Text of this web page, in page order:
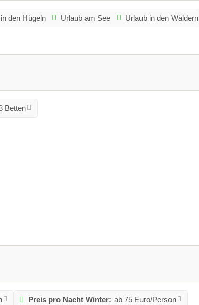
den Hügeln Urlaub am See Urlaub in den Wäldern
Betten
Preis pro Nacht Winter: ab 75 Euro/Person